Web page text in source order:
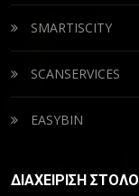
SMARTISCITY
SCANSERVICES
EASYBIN
ΔΙΑΧΕΙΡΙΣΗ